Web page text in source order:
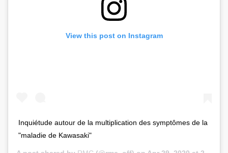
View this post on Instagram
Inquiétude autour de la multiplication des symptômes de la
"maladie de Kawasaki"